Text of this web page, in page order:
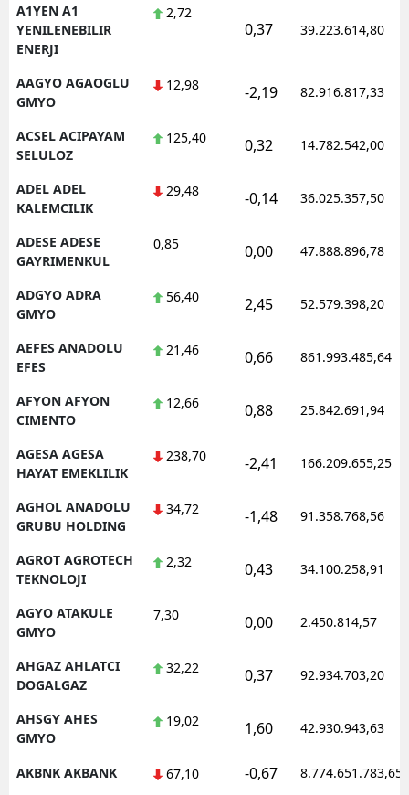
A1YEN A1
YENILENEBILIR
ENERJI
2,72
0,37 39.223.614,80
AAGYO AGAOGLU
GMYO
12,98 -2,19 82.916.817,33
ACSEL ACIPAYAM
SELULOZ
125,40 0,32 14.782.542,00
ADEL ADEL
KALEMCILIK
29,48 -0,14 36.025.357,50
ADESE ADESE
GAYRIMENKUL
0,85 0,00 47.888.896,78
ADGYO ADRA
GMYO
56,40 2,45 52.579.398,20
AEFES ANADOLU
EFES
21,46 0,66 861.993.485,64
AFYON AFYON
CIMENTO
12,66 0,88 25.842.691,94
AGESA AGESA
HAYAT EMEKLILIK
238,70 -2,41 166.209.655,25
AGHOL ANADOLU
GRUBU HOLDING
34,72 -1,48 91.358.768,56
AGROT AGROTECH
TEKNOLOJI
2,32 0,43 34.100.258,91
AGYO ATAKULE
GMYO
7,30 0,00 2.450.814,57
AHGAZ AHLATCI
DOGALGAZ
32,22 0,37 92.934.703,20
AHSGY AHES
GMYO
19,02 1,60 42.930.943,63
AKBNK AKBANK 67,10 -0,67 8.774.651.783,65